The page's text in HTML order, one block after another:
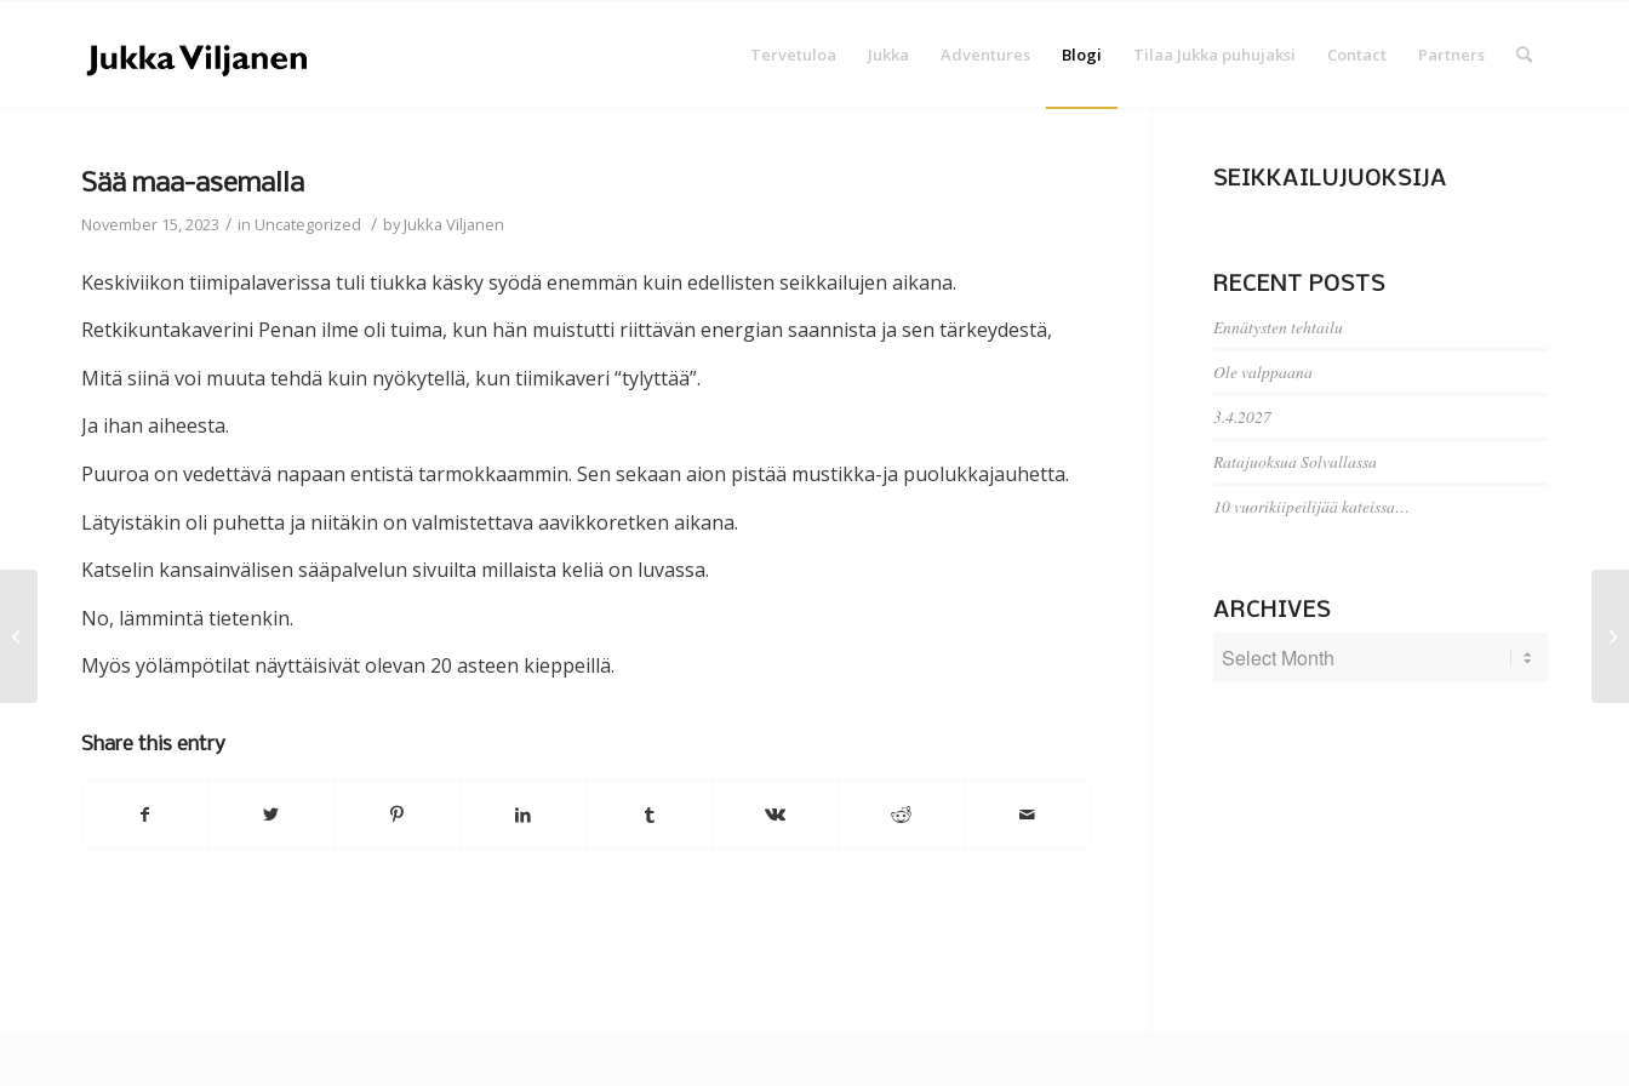
Tervetuloa Jukka Adventures Blogi Tilaa Jukka puhujaksi Contact Partners
Sää maa-asemalla
November 15, 2023 / in Uncategorized / byJukka Viljanen
Keskiviikon tiimipalaverissa tuli tiukka käsky syödä enemmän kuin edellisten seikkailujen aikana.
Retkikuntakaverini Penan ilme oli tuima, kun hän muistutti riittävän energian saannista ja sen tärkeydestä,
Mitä siinä voi muuta tehdä kuin nyökytellä, kun tiimikaveri “tylyttää”.
Ja ihan aiheesta.
Puuroa on vedettävä napaan entistä tarmokkaammin. Sen sekaan aion pistää mustikka-ja puolukkajauhetta.
Lätyistäkin oli puhetta ja niitäkin on valmistettava aavikkoretken aikana.
Katselin kansainvälisen sääpalvelun sivuilta millaista keliä on luvassa.
No, lämmintä tietenkin.
Myös yölämpötilat näyttäisivät olevan 20 asteen kieppeillä.
Share this entry
SEIKKAILUJUOKSIJA
RECENT POSTS
Ennätysten tehtailu
Ole valppaana
3.4.2027
Ratajuoksua Solvallassa
10 vuorikiipeilijää kateissa…
ARCHIVES
Tiistain arktinen salitreeni